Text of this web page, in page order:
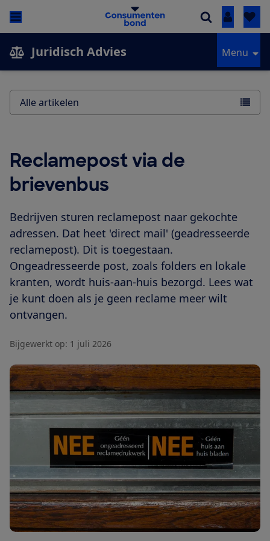
Inloggen
Juridisch Advies Menu
Reclamepost via de
brievenbus
Bedrijven sturen reclamepost naar gekochte
adressen. Dat heet 'direct mail' (geadresseerde
reclamepost). Dit is toegestaan.
Ongeadresseerde post, zoals folders en lokale
kranten, wordt huis-aan-huis bezorgd. Lees wat
je kunt doen als je geen reclame meer wilt
ontvangen.
Bijgewerkt op: 1 juli 2026
Alle artikelen